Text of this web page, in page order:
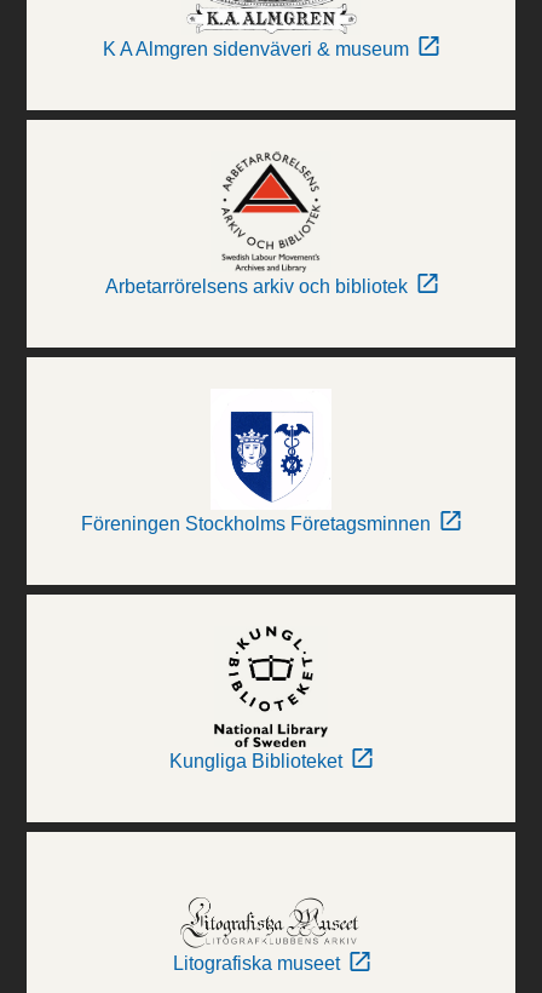
K A Almgren sidenväveri & museum
Arbetarrörelsens arkiv och bibliotek
Föreningen Stockholms Företagsminnen
Kungliga Biblioteket
Litografiska museet